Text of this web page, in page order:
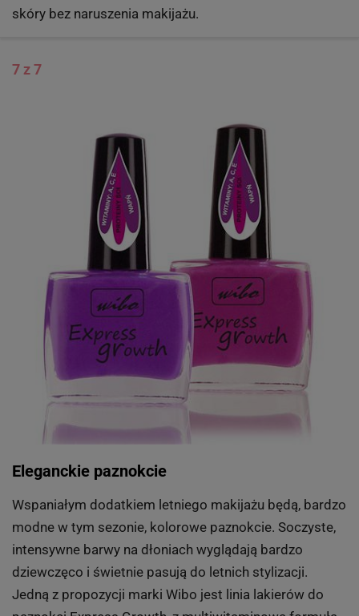
skóry bez naruszenia makijażu.
7 z 7
Eleganckie paznokcie
Wspaniałym dodatkiem letniego makijażu będą, bardzo
modne w tym sezonie, kolorowe paznokcie. Soczyste,
intensywne barwy na dłoniach wyglądają bardzo
dziewczęco i świetnie pasują do letnich stylizacji.
Jedną z propozycji marki Wibo jest linia lakierów do